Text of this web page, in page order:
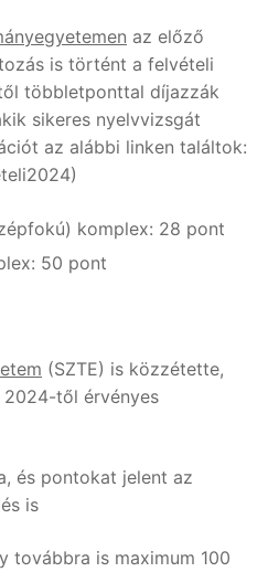
az előző
is történt a felvételi
többletponttal díjazzák
sikeres nyelvvizsgát
az alábbi linken találtok:
komplex: 28 pont
50 pont
(SZTE) is közzétette,
2024-től érvényes
és pontokat jelent az
is
továbbra is maximum 100